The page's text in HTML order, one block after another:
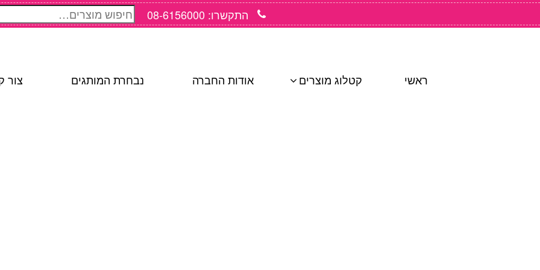
חיפוש
עבור:
התקשרו: 08-6156000
ראשי קטלוג מוצרים אודות החברה נבחרת המותגים צור